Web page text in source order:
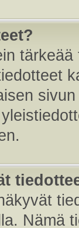
Nämä